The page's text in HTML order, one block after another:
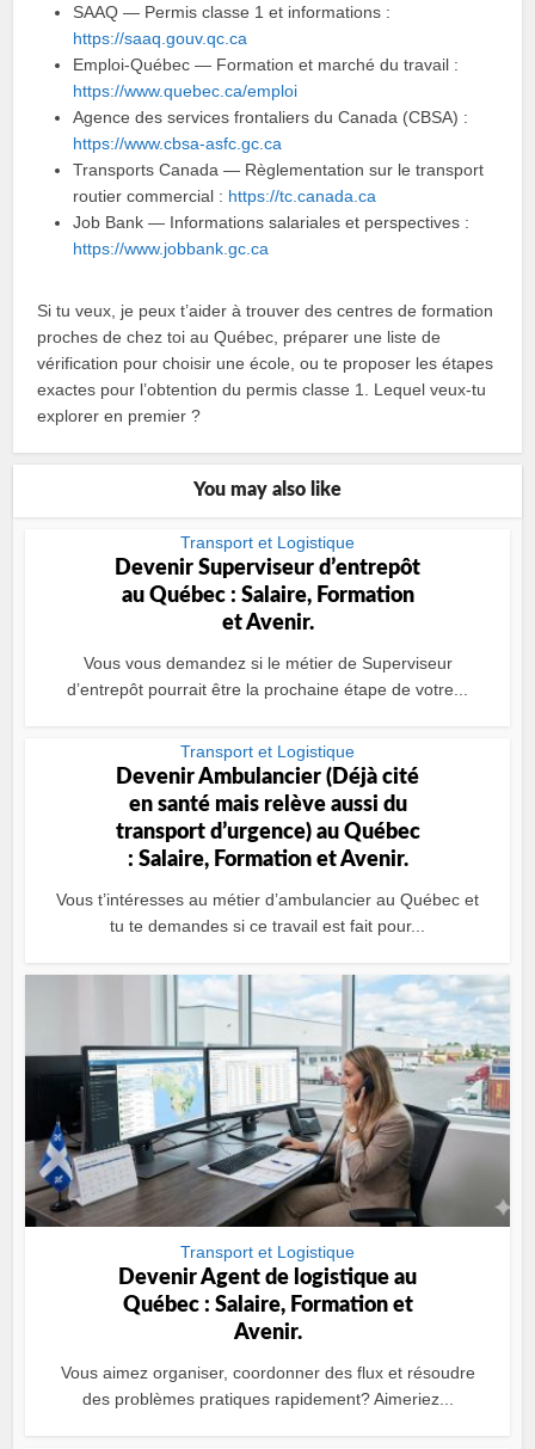
SAAQ — Permis classe 1 et informations :
https://saaq.gouv.qc.ca
Emploi‑Québec — Formation et marché du travail :
https://www.quebec.ca/emploi
Agence des services frontaliers du Canada (CBSA) :
https://www.cbsa-asfc.gc.ca
Transports Canada — Règlementation sur le transport
routier commercial : https://tc.canada.ca
Job Bank — Informations salariales et perspectives :
https://www.jobbank.gc.ca
Si tu veux, je peux t’aider à trouver des centres de formation
proches de chez toi au Québec, préparer une liste de
vérification pour choisir une école, ou te proposer les étapes
exactes pour l’obtention du permis classe 1. Lequel veux‑tu
explorer en premier ?
You may also like
Transport et Logistique
Devenir Superviseur dʼentrepôt
au Québec : Salaire, Formation
et Avenir.
Vous vous demandez si le métier de Superviseur
dʼentrepôt pourrait être la prochaine étape de votre...
Transport et Logistique
Devenir Ambulancier (Déjà cité
en santé mais relève aussi du
transport dʼurgence) au Québec
: Salaire, Formation et Avenir.
Vous t’intéresses au métier d’ambulancier au Québec et
tu te demandes si ce travail est fait pour...
Transport et Logistique
Devenir Agent de logistique au
Québec : Salaire, Formation et
Avenir.
Vous aimez organiser, coordonner des flux et résoudre
des problèmes pratiques rapidement? Aimeriez...